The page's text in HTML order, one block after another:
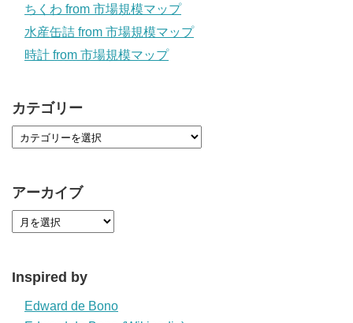
ちくわ from 市場規模マップ
水産缶詰 from 市場規模マップ
時計 from 市場規模マップ
カテゴリー
アーカイブ
Inspired by
Edward de Bono